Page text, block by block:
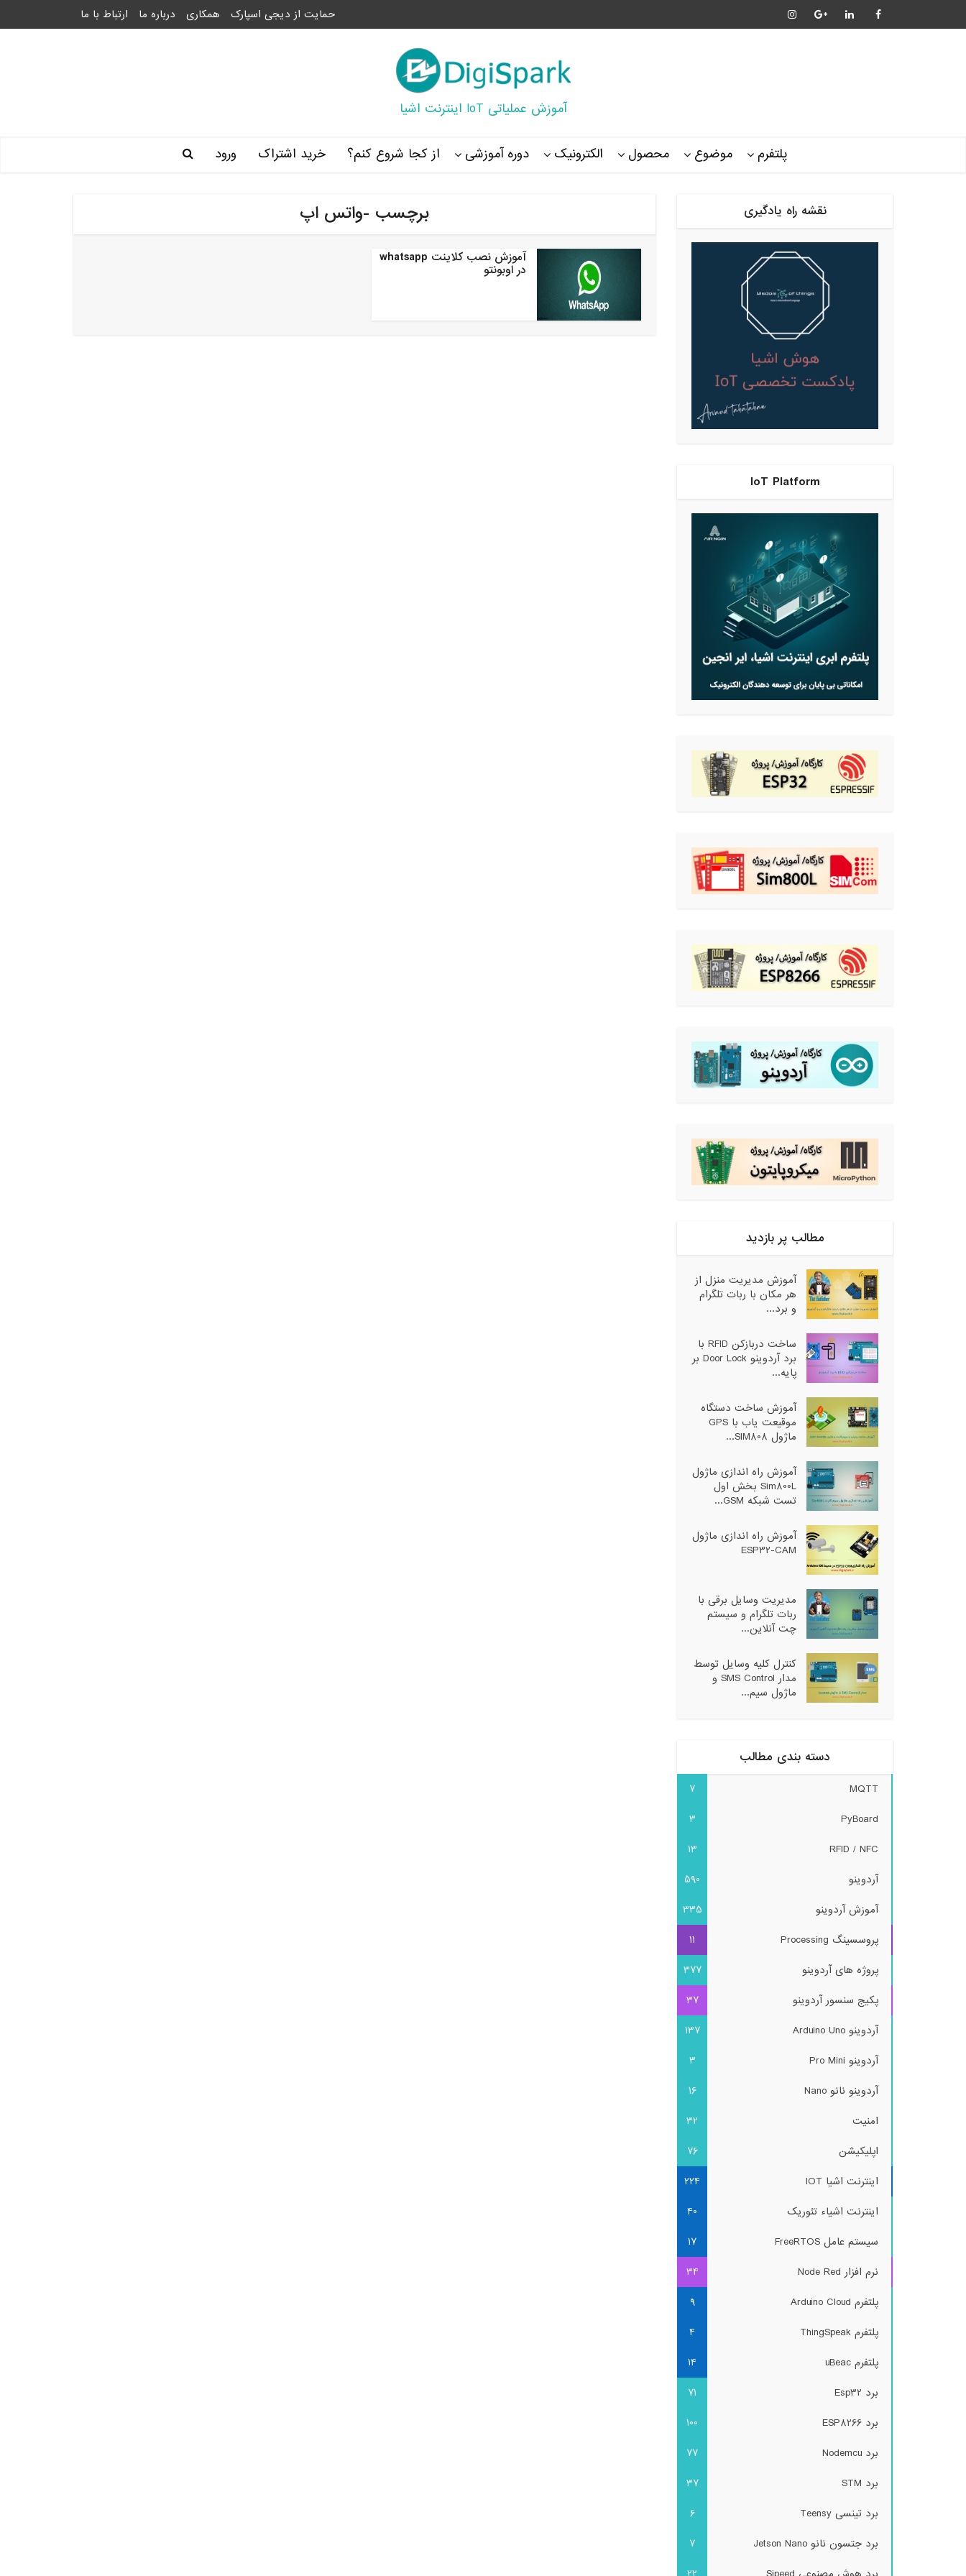
حمایت از دیجی اسپارک همکاری درباره ما ارتباط با ما
آموزش عملیاتی IoT اینترنت اشیا
پلتفرم موضوع محصول الکترونیک دوره آموزشی از کجا شروع کنم؟ خرید اشتراک ورود
برچسب -واتس اپ
آموزش نصب کلاینت whatsapp
در اوبونتو
نقشه راه یادگیری
IoT Platform
مطالب پر بازدید
آموزش مدیریت منزل از
هر مکان با ربات تلگرام
و برد...
ساخت دربازکن RFID با
برد آردوینو Door Lock بر
پایه...
آموزش ساخت دستگاه
موقیعت یاب با GPS
ماژول SIM808...
آموزش راه اندازی ماژول
Sim800L بخش اول
تست شبکه GSM...
آموزش راه اندازی ماژول
ESP32-CAM
مدیریت وسایل برقی با
ربات تلگرام و سیستم
چت آنلاین...
کنترل کلیه وسایل توسط
مدار SMS Control و
ماژول سیم...
دسته بندی مطالب
MQTT
7
PyBoard
3
RFID / NFC
13
آردوینو
590
آموزش آردوینو
335
پروسسینگ Processing
11
پروژه های آردوینو
377
پکیج سنسور آردوینو
37
آردوینو Arduino Uno
137
آردوینو Pro Mini
3
آردوینو نانو Nano
16
امنیت
32
اپلیکیشن
76
اینترنت اشیا IOT
224
اینترنت اشیاء تئوریک
40
سیستم عامل FreeRTOS
17
نرم افزار Node Red
34
پلتفرم Arduino Cloud
9
پلتفرم ThingSpeak
4
پلتفرم uBeac
14
برد Esp32
71
برد ESP8266
100
برد Nodemcu
77
برد STM
37
برد تینسی Teensy
6
برد جتسون نانو Jetson Nano
7